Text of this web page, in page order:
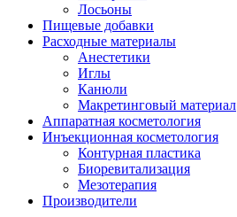
Лосьоны
Пищевые добавки
Расходные материалы
Анестетики
Иглы
Канюли
Макретинговый материал
Аппаратная косметология
Инъекционная косметология
Контурная пластика
Биоревитализация
Мезотерапия
Производители